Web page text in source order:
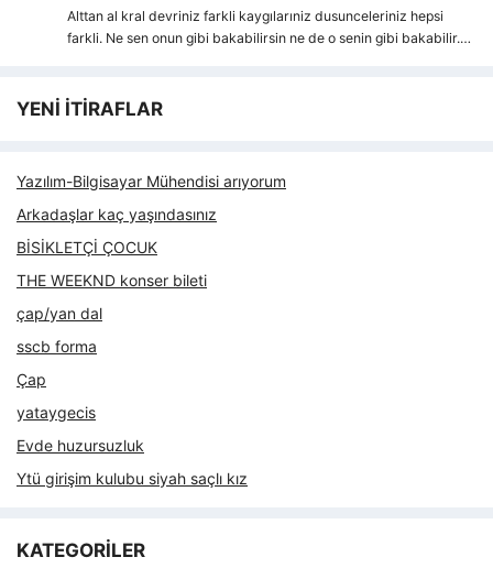
Alttan al kral devriniz farkli kaygılarıniz dusunceleriniz hepsi
farkli. Ne sen onun gibi bakabilirsin ne de o senin gibi bakabilir.…
YENİ İTİRAFLAR
Yazılım-Bilgisayar Mühendisi arıyorum
Arkadaşlar kaç yaşındasınız
BİSİKLETÇİ ÇOCUK
THE WEEKND konser bileti
çap/yan dal
sscb forma
Çap
yataygecis
Evde huzursuzluk
Ytü girişim kulubu siyah saçlı kız
KATEGORİLER